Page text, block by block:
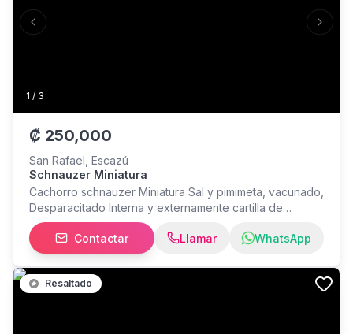
1 / 3
Previous slide Next
₡ 250,000
San Rafael, Escazú
Schnauzer Miniatura
Cachorro schnauzer Miniatura Sal y pimimeta, vacunado,
Desparacitado Interna y externamente cartilla de
sanidad certificado veterinario, excelente genética,
factura electrónica,
Contactar Llamar WhatsApp
Resaltado